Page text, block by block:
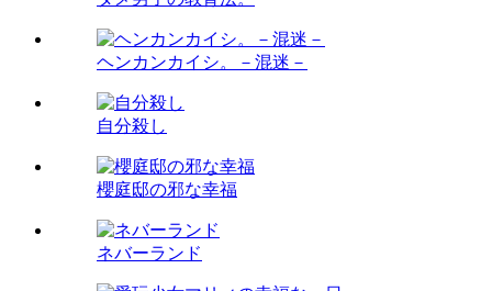
ヘンカンカイシ。－混迷－
自分殺し
櫻庭邸の邪な幸福
ネバーランド